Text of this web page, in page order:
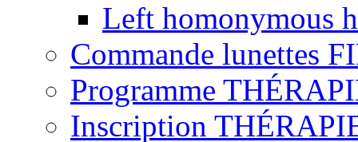
Left homonymous
Commande lunettes
Programme
Inscription